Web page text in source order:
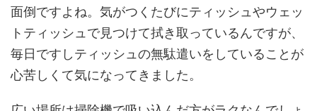
面倒ですよね。気がつくたびにティッシュやウェッ
トティッシュで見つけて拭き取っているんですが、
毎日ですしティッシュの無駄遣いをしていることが
心苦しくて気になってきました。